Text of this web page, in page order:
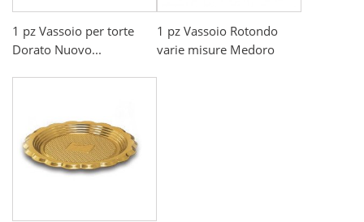
1 pz Vassoio per torte
Dorato Nuovo...
1 pz Vassoio Rotondo
varie misure Medoro